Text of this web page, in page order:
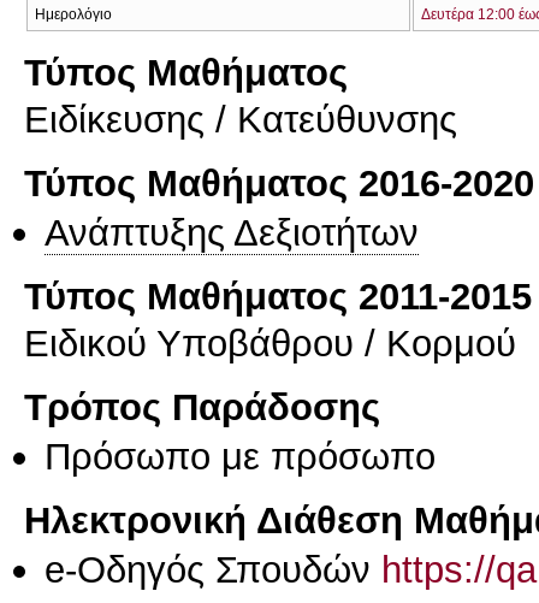
Ημερολόγιο Δευτέρα 12:00
Τύπος Μαθήματος
Eιδίκευσης / Kατεύθυνσης
Τύπος Μαθήματος 2016-2020
Ανάπτυξης Δεξιοτήτων
Τύπος Μαθήματος 2011-2015
Ειδικού Υποβάθρου / Κορμού
Τρόπος Παράδοσης
Πρόσωπο με πρόσωπο
Ηλεκτρονική Διάθεση
e-Οδηγός Σπουδών https://